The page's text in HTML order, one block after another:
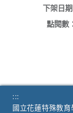
下架日期
點閱數
:::
國立花蓮特殊教育